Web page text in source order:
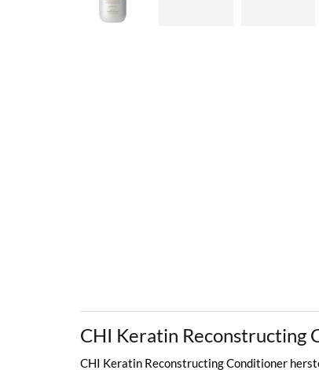
CHI Keratin Reconstructing
CHI Keratin Reconstructing Conditioner